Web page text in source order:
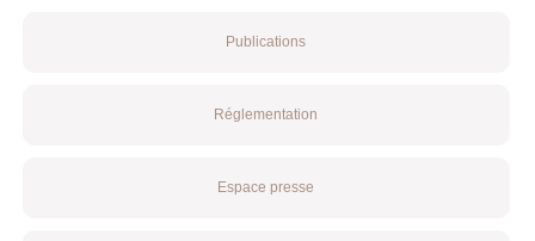
Publications
Réglementation
Espace presse